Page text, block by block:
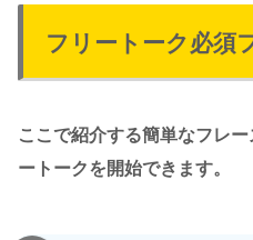
フリートーク必須
ここで紹介する簡単なフレ
ートークを開始できます。